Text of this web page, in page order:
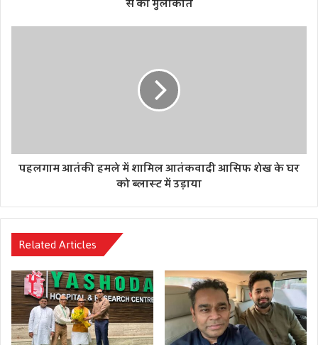
पहलगाम आतंकी हमले में शामिल आतंकवादी आसिफ शेख के घर
को ब्लास्ट में उड़ाया
Related Articles